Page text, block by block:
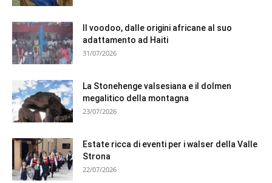
Il voodoo, dalle origini africane al suo
adattamento ad Haiti
31/07/2026
La Stonehenge valsesiana e il dolmen
megalitico della montagna
23/07/2026
Estate ricca di eventi per i walser della Valle
Strona
22/07/2026